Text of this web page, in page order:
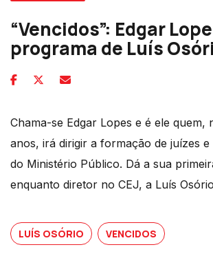
“Vencidos”: Edgar
programa de Luís
Chama-se Edgar Lopes e é ele quem,
anos, irá dirigir a formação de juízes
do Ministério Público. Dá a sua
enquanto diretor no CEJ, a Luís
LUÍS OSÓRIO VENCIDOS